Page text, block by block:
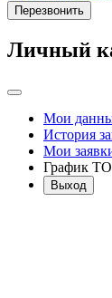
Перезвонить
Личный
Мои
История
Мои
График ТО
Выход